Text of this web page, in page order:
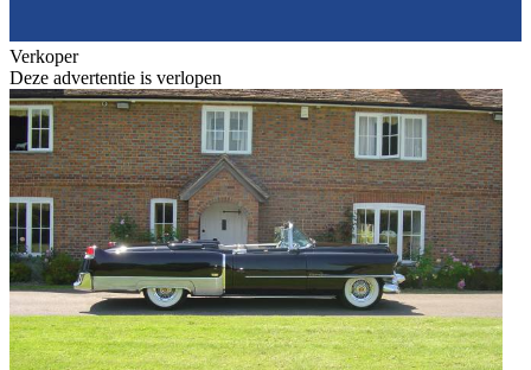
Verkoper
Deze advertentie is verlopen